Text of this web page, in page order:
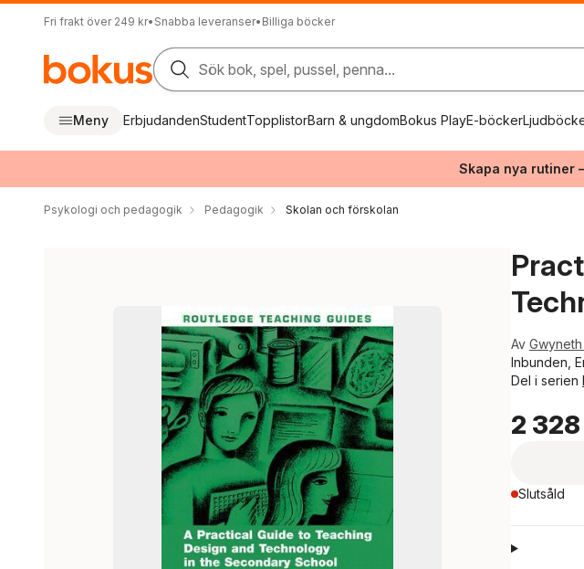
Fri frakt över 249 kr• Snabba leveranser• Billiga böcker
Sök bok, spel, pussel, penna...
Meny ErbjudandenStudentTopplistorBarn & ungdomBokus PlayE-böcker
Skapa nya rutiner
Psykologi och pedagogik Pedagogik Skolan och förskolan
Av
Inbunden,
Del i serien
2
Slutsåld